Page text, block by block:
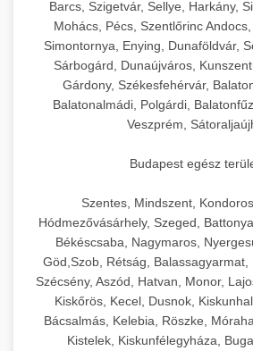
kereskedelmi
professzionális
Minden, ami szükséges
műveletekhez.
chef-
Barcs, Szigetvár, Sellye, Harkány,
Mohács, Pécs, Szentlőrinc
Simontornya, Enying, Dunaföldvár,
Sárbogárd, Dunaújváros,
Gárdony, Székesfehérvár,
Balatonalmádi, Polgárdi,
Veszprém,
Budapest egész
Szentes, Mindszent,
Hódmezővásárhely, Szeged,
Békéscsaba, Nagymaros,
Göd,Szob, Rétság, Balassagyarmat,
Szécsény, Aszód, Hatvan, Monor,
Kiskőrös, Kecel, Dusnok,
Bácsalmás, Kelebia, Röszke,
Kistelek, Kiskunfélegyháza,